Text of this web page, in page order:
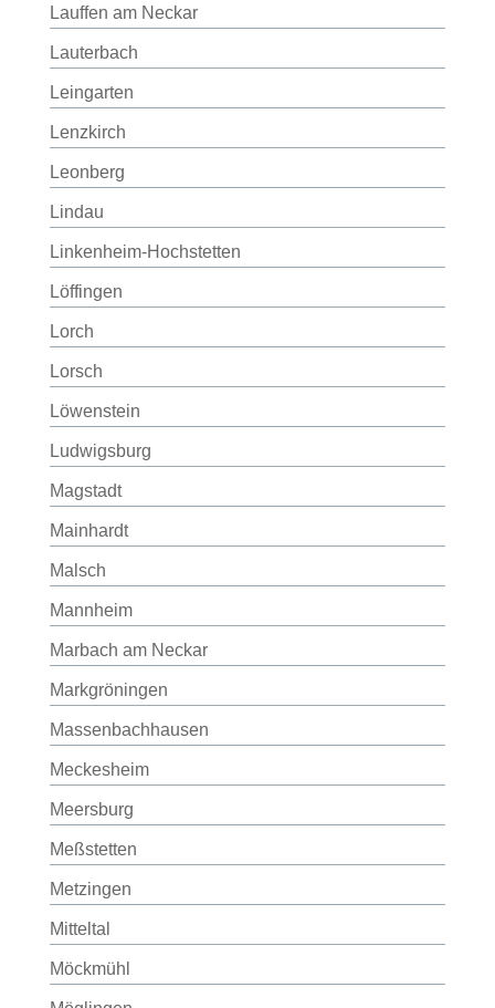
Lauffen am Neckar
Lauterbach
Leingarten
Lenzkirch
Leonberg
Lindau
Linkenheim-Hochstetten
Löffingen
Lorch
Lorsch
Löwenstein
Ludwigsburg
Magstadt
Mainhardt
Malsch
Mannheim
Marbach am Neckar
Markgröningen
Massenbachhausen
Meckesheim
Meersburg
Meßstetten
Metzingen
Mitteltal
Möckmühl